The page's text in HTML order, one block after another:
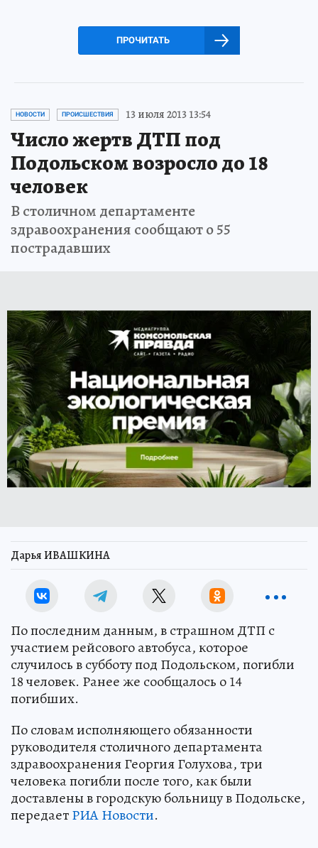
ПРОЧИТАТЬ
НОВОСТИ ПРОИСШЕСТВИЯ 13 июля 2013 13:54
Число жертв ДТП под
Подольском возросло до 18
человек
В столичном департаменте
здравоохранения сообщают о 55
пострадавших
Дарья ИВАШКИНА
По последним данным, в страшном ДТП с
участием рейсового автобуса, которое
случилось в субботу под Подольском, погибли
18 человек. Ранее же сообщалось о 14
погибших.
По словам исполняющего обязанности
руководителя столичного департамента
здравоохранения Георгия Голухова, три
человека погибли после того, как были
доставлены в городскую больницу в Подольске,
передаетРИА Новости.